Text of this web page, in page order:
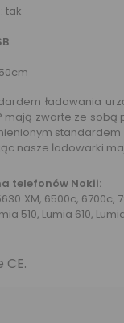
tak
ładowania
zwarte ze sobą
nasze ładowarki
telefonów Nokii:
XM, 6500c, 6700c,
510, Lumia 610,